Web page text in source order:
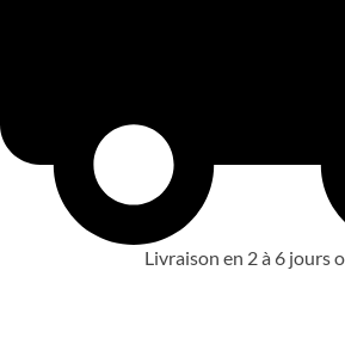
Livraison en 2 à 6 jours